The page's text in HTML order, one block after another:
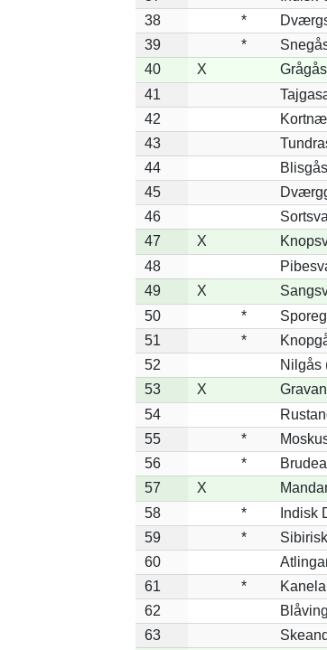
38
*
39
*
40
X
41
42
43
44
45
46
47
X
48
49
X
50
*
51
*
52
Nilgås
53
X
54
55
*
56
*
57
X
58
*
Indisk
59
*
60
61
*
62
63